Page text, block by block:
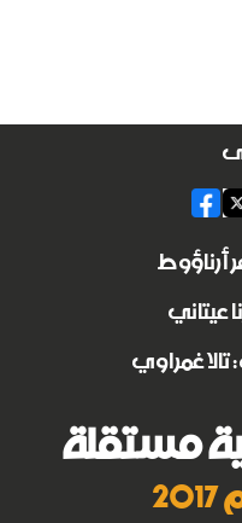
أرناؤوط
عيتاني
غمراوي
مستقلة